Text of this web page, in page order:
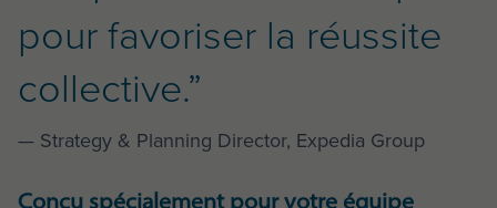
pour favoriser la réussite
collective.”
— Strategy & Planning Director, Expedia Group
Conçu spécialement pour votre équipe